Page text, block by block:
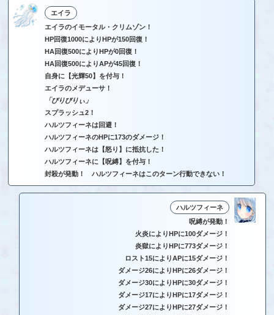
エイラ
エイラのイモータル・クリムゾン！
HP回復1000によりHPが150回復！
HA回復500によりHPが0回復！
HA回復500によりAPが45回復！
自身に【光輝50】を付与！
エイラのメデューサ！
「びりびりぃ」
スプラッシュ2！
ハルツフィーネは回避！
ハルツフィーネのHPに173のダメージ！
ハルツフィーネは【怒り】に抵抗した！
ハルツフィーネに【呪縛】を付与！
封殺が発動！ ハルツフィーネはこのターン行動できない！
ハルツフィーネ
呪縛が発動！
火炎によりHPに100ダメージ！
炎獄によりHPに773ダメージ！
ロスト15によりAPに15ダメージ！
ダメージ26によりHPに26ダメージ！
ダメージ30によりHPに30ダメージ！
ダメージ17によりHPに17ダメージ！
ダメージ27によりHPに27ダメージ！